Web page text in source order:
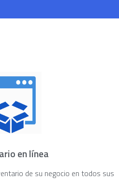
en línea
de su negocio en todos sus